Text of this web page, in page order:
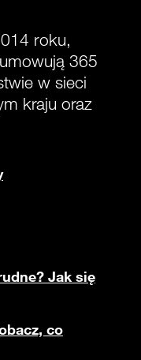
roku,
365
w sieci
kraju oraz
Jak się
co